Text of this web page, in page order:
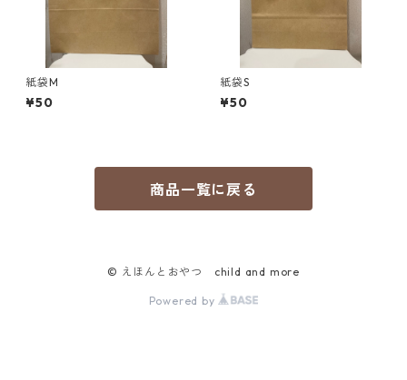
紙袋M
¥50
紙袋S
¥50
商品一覧に戻る
© えほんとおやつ child and more
Powered by